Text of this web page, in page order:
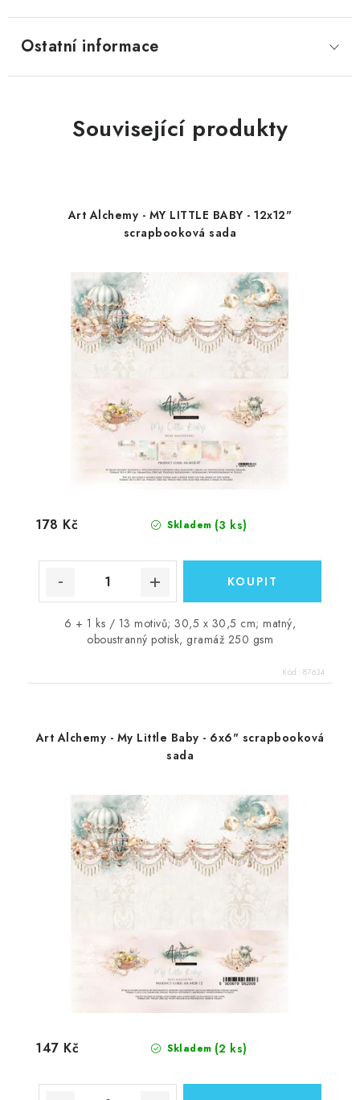
Ostatní informace
Související produkty
Art Alchemy - MY LITTLE BABY - 12x12"
scrapbooková sada
Skladem (3 ks)
178 Kč
6 + 1 ks / 13 motivů; 30,5 x 30,5 cm; matný,
oboustranný potisk, gramáž 250 gsm
Kód: 87634
Art Alchemy - My Little Baby - 6x6" scrapbooková
sada
Skladem (2 ks)
147 Kč